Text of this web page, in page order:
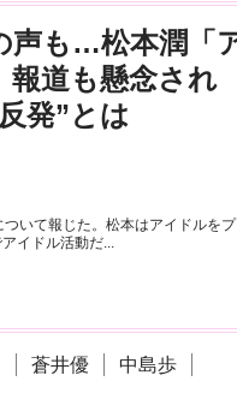
声も…松本潤「
報道も懸念され
発”とは
いて報じた。松本はアイドルをプ
イドル活動だ...
蒼井優
中島歩